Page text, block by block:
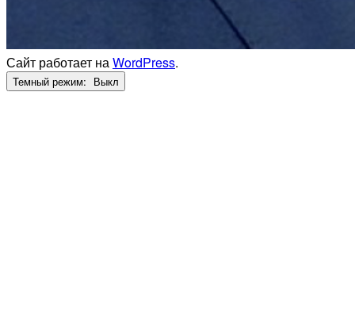
Сайт работает наWordPress.
Темный режим: